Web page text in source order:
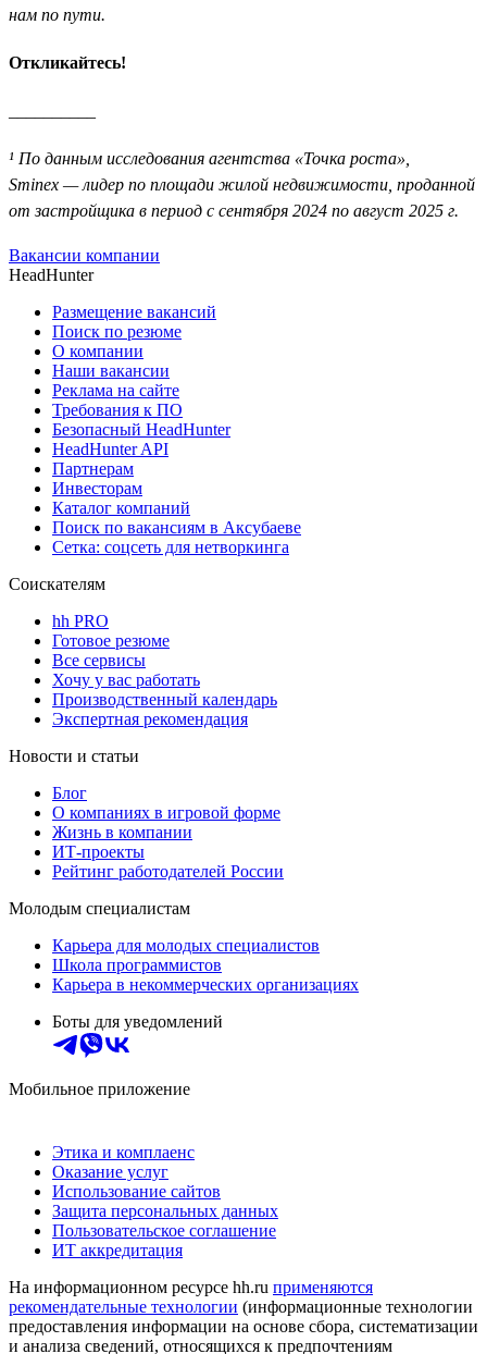
нам по пути.
Откликайтесь!
¹ По данным исследования агентства «Точка роста»,
Sminex — лидер по площади жилой недвижимости, проданной
от застройщика в период с сентября 2024 по август 2025 г.
Вакансии компании
HeadHunter
Размещение вакансий
Поиск по резюме
О компании
Наши вакансии
Реклама на сайте
Требования к ПО
Безопасный HeadHunter
HeadHunter API
Партнерам
Инвесторам
Каталог компаний
Поиск по вакансиям в Аксубаеве
Сетка: соцсеть для нетворкинга
Соискателям
hh PRO
Готовое резюме
Все сервисы
Хочу у вас работать
Производственный календарь
Экспертная рекомендация
Новости и статьи
Блог
О компаниях в игровой форме
Жизнь в компании
ИТ-проекты
Рейтинг работодателей России
Молодым специалистам
Карьера для молодых специалистов
Школа программистов
Карьера в некоммерческих организациях
Боты для уведомлений
Мобильное приложение
Этика и комплаенс
Оказание услуг
Использование сайтов
Защита персональных данных
Пользовательское соглашение
ИТ аккредитация
На информационном ресурсе hh.ru применяются
рекомендательные технологии (информационные технологии
предоставления информации на основе сбора, систематизации
и анализа сведений, относящихся к предпочтениям